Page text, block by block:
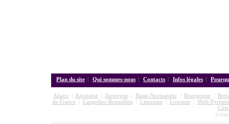
Plan du site | Qui sommes-nous | Contacts | Infos légales |
Alsace Aquitaine Auvergne Basse-Normandie Bourgogne
de-France| Langedoc-Roussillon Limousin Lorraine|
Midi-
©